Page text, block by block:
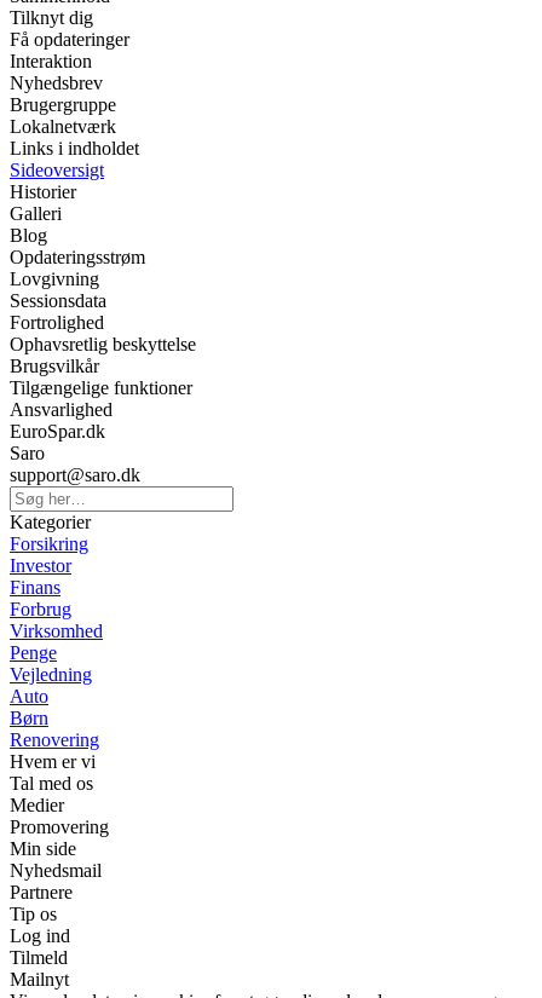
Tilknyt dig
Få opdateringer
Interaktion
Nyhedsbrev
Brugergruppe
Lokalnetværk
Links i indholdet
Sideoversigt
Historier
Galleri
Blog
Opdateringsstrøm
Lovgivning
Sessionsdata
Fortrolighed
Ophavsretlig beskyttelse
Brugsvilkår
Tilgængelige funktioner
Ansvarlighed
EuroSpar.dk
Saro
support@saro.dk
Kategorier
Forsikring
Investor
Finans
Forbrug
Virksomhed
Penge
Vejledning
Auto
Børn
Renovering
Hvem er vi
Tal med os
Medier
Promovering
Min side
Nyhedsmail
Partnere
Tip os
Log ind
Tilmeld
Mailnyt